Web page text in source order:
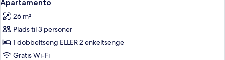
alle
billeder
af
Apartamento
Apartamento
26 m²
Plads til 3 personer
1 dobbeltseng ELLER 2 enkeltsenge
Gratis Wi-Fi